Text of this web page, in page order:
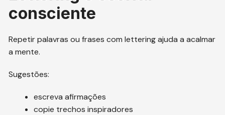
consciente
Repetir palavras ou frases com lettering ajuda a acalmar
a mente.
Sugestões:
escreva afirmações
copie trechos inspiradores